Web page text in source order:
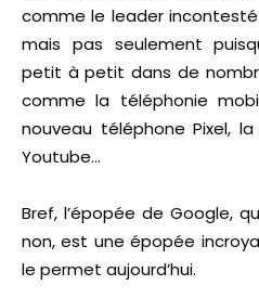
comme le leader
mais pas seulement
petit à petit dans de
comme la téléphonie
nouveau téléphone Pixel,
Youtube…
Bref, l’épopée de Google,
non, est une épopée
le permet aujourd’hui.